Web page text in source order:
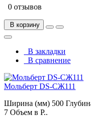
0 отзывов
В корзину
В закладки
В сравнение
Мольберт DS-СЖ111
Ширина (мм) 500
7 Объем в Р..